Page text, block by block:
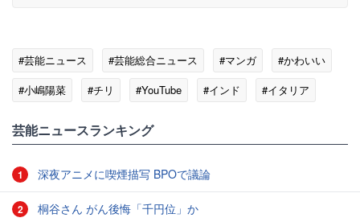
#芸能ニュース #芸能総合ニュース #マンガ
#かわいい
#小嶋陽菜
#チリ #YouTube #インド #イタリア
芸能ニュースランキング
1 深夜アニメに喫煙描写 BPOで議論
2 桐谷さん がん後悔「千円位」か